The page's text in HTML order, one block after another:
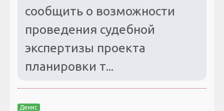
сообщить о возможности
проведения судебной
экспертизы проекта
планировки т...
Денис